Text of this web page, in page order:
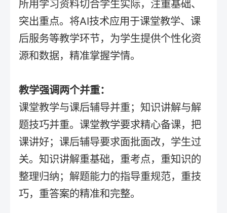
所用学习资料切合学生实际，注重基础、
突出重点。将AI技术应用于课堂教学、课
后服务等教学环节，为学生提供个性化资
源和数据，精准掌握学情。
教学强调两个并重：
课堂教学与课后辅导并重；知识讲解与解
题技巧并重。课堂教学要求精心备课，把
课讲好；课后辅导要求面批面改，学生过
关。知识讲解重基础，重考点，重知识的
整理归纳；解题能力的指导重规范，重技
巧，重答案的精准和完整。